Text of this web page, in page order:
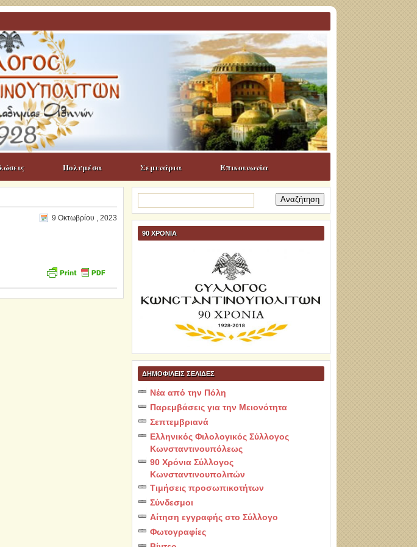
Πολυμέσα Σεμινάρια Επικοινωνία
9 Οκτωβρίου , 2023
για:
90 ΧΡΟΝΙΑ
ΔΗΜΟΦΙΛΕΙΣ ΣΕΛΙΔΕΣ
Νέα από την Πόλη
Παρεμβάσεις για την Μειονότητα
Σεπτεμβριανά
Ελληνικός Φιλολογικός Σύλλογος
Κωνσταντινουπόλεως
90 Χρόνια Σύλλογος
Κωνσταντινουπολιτών
Τιμήσεις προσωπικοτήτων
Σύνδεσμοι
Αίτηση εγγραφής στο Σύλλογο
Φωτογραφίες